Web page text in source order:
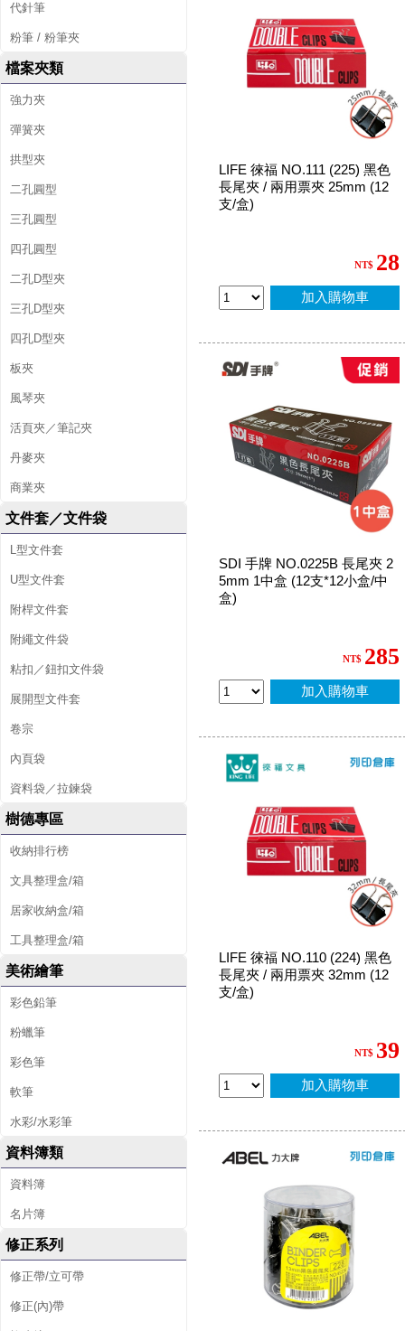
代針筆
粉筆 / 粉筆夾
檔案夾類
強力夾
彈簧夾
拱型夾
二孔圓型
三孔圓型
四孔圓型
二孔D型夾
三孔D型夾
四孔D型夾
板夾
風琴夾
活頁夾／筆記夾
丹麥夾
商業夾
文件套／文件袋
L型文件套
U型文件套
附桿文件套
附繩文件袋
粘扣／鈕扣文件袋
展開型文件套
卷宗
內頁袋
資料袋／拉鍊袋
樹德專區
收納排行榜
文具整理盒/箱
居家收納盒/箱
工具整理盒/箱
美術繪筆
彩色鉛筆
粉蠟筆
彩色筆
軟筆
水彩/水彩筆
資料簿類
資料簿
名片簿
修正系列
修正帶/立可帶
修正(內)帶
LIFE 徠福 NO.111 (225) 黑色
長尾夾 / 兩用票夾 25mm (12
支/盒)
NT$ 28
加入購物車
SDI 手牌 NO.0225B 長尾夾 2
5mm 1中盒 (12支*12小盒/中
盒)
NT$ 285
加入購物車
LIFE 徠福 NO.110 (224) 黑色
長尾夾 / 兩用票夾 32mm (12
支/盒)
NT$ 39
加入購物車